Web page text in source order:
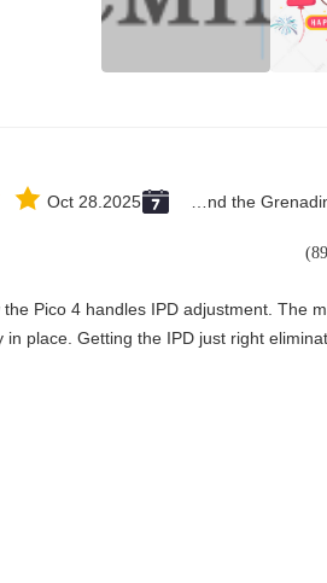
Oct 28.2025
the Pico 4 handles IPD adjustment. The
in place. Getting the IPD just right